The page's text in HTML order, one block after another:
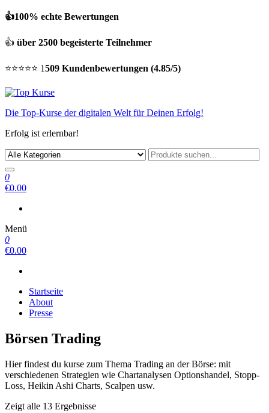
👍100% echte Bewertungen
👍 über 2500 begeisterte Teilnehmer
⭐⭐⭐⭐⭐ 1509 Kundenbewertungen (4.85/5)
Die Top-Kurse der digitalen Welt für Deinen Erfolg!
Erfolg ist erlernbar!
0
€0.00
Menü
0
€0.00
Startseite
About
Presse
Börsen Trading
Hier findest du kurse zum Thema Trading an der Börse: mit
verschiedenen Strategien wie Chartanalysen Optionshandel, Stopp-
Loss, Heikin Ashi Charts, Scalpen usw.
Zeigt alle 13 Ergebnisse